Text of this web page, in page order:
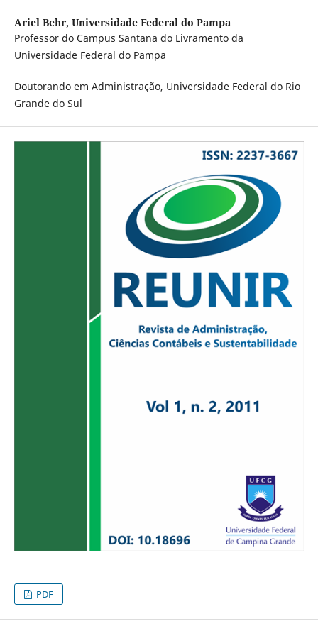
Ariel Behr, Universidade Federal do Pampa
Professor do Campus Santana do Livramento da
Universidade Federal do Pampa
Doutorando em Administração, Universidade Federal do Rio
Grande do Sul
PDF